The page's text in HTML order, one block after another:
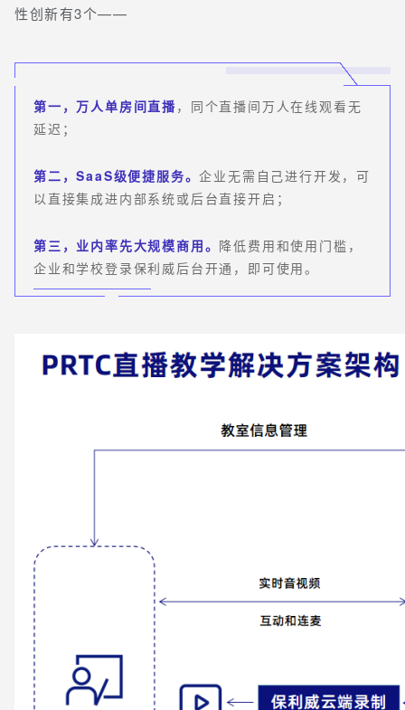
性创新有3个——
第一，万人单房间直播，同个直播间万人在线观看无
延迟；
第二，SaaS级便捷服务。企业无需自己进行开发，可
以直接集成进内部系统或后台直接开启；
第三，业内率先大规模商用。 降低费用和使用门槛，
企业和学校登录保利威后台开通，即可使用。